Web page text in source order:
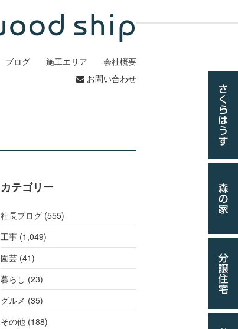
ブログ 施工エリア
会社概要
お問い合わせ
カテゴリー
社長ブログ (555)
工事 (1,049)
園芸 (41)
暮らし (23)
グルメ (35)
その他 (188)